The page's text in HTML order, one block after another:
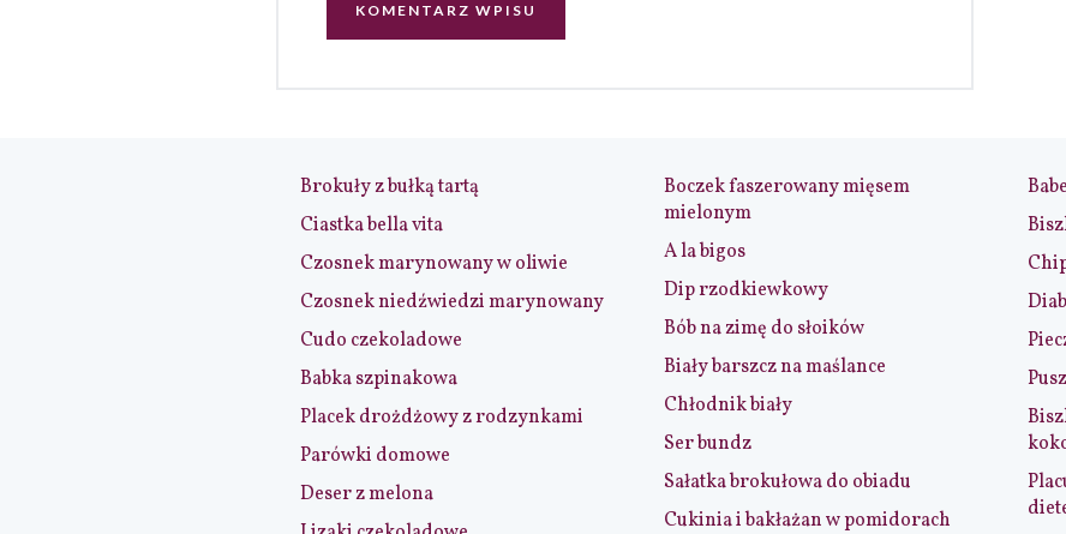
Brokuły z bułką tartą
Ciastka bella vita
Czosnek marynowany w oliwie
Czosnek niedźwiedzi marynowany
Cudo czekoladowe
Babka szpinakowa
Placek drożdżowy z rodzynkami
Parówki domowe
Deser z melona
Boczek faszerowany mięsem
mielonym
A la bigos
Dip rzodkiewkowy
Bób na zimę do słoików
Biały barszcz na maślance
Chłodnik biały
Ser bundz
Sałatka brokułowa do obiadu
Cukinia i bakłażan w pomidorach